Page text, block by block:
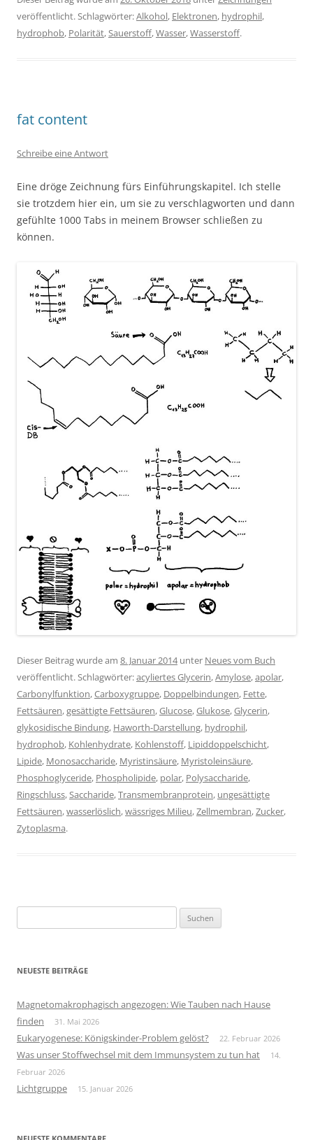
veröffentlicht. Schlagwörter:Alkohol, Elektronen, hydrophil,
hydrophob, Polarität,Sauerstoff,Wasser,Wasserstoff.
fat content
Schreibe eine Antwort
Eine dröge Zeichnung fürs Einführungskapitel. Ich stelle
sie trotzdem hier ein, um sie zu verschlagworten und dann
gefühlte 1000 Tabs in meinem Browser schließen zu
können.
Dieser Beitrag wurde am 8. Januar 2014unter Neues vom Buch
veröffentlicht. Schlagwörter:acyliertes Glycerin,Amylose,apolar,
Carbonylfunktion,Carboxygruppe, Doppelbindungen, Fette,
Fettsäuren,gesättigte Fettsäuren,Glucose,Glukose,Glycerin,
glykosidische Bindung, Haworth-Darstellung, hydrophil,
hydrophob, Kohlenhydrate, Kohlenstoff, Lipiddoppelschicht,
Lipide, Monosaccharide, Myristinsäure, Myristoleinsäure,
Phosphoglyceride, Phospholipide, polar, Polysaccharide,
Ringschluss,Saccharide,Transmembranprotein, ungesättigte
Fettsäuren,wasserlöslich,wässriges Milieu,Zellmembran,Zucker,
Zytoplasma.
nach:
NEUESTE BEITRÄGE
Magnetomakrophagisch angezogen: Wie Tauben nach Hause
finden
31. Mai 2026
Eukaryogenese: Königskinder-Problem gelöst? 22. Februar 2026
Was unser Stoffwechsel mit dem Immunsystem zu tun hat
14.
Februar 2026
Lichtgruppe 15. Januar 2026